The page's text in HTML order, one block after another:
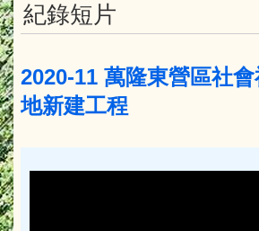
紀錄短片
2020-11 萬隆東營區社
地新建工程